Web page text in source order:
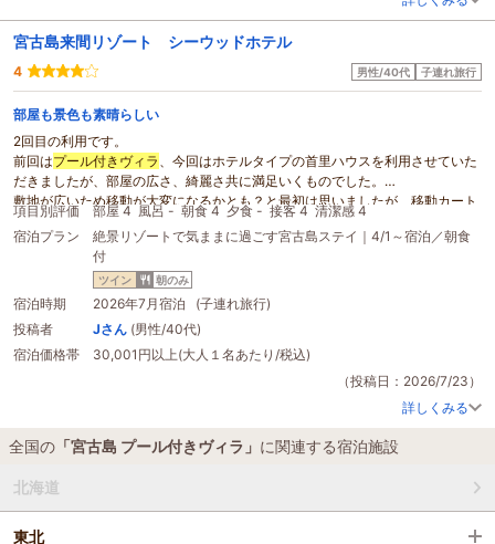
リラックス出来る環境を提供してくださり、ありがとうございました。
宮古島来間リゾート シーウッドホテル
4 男性/40代 子連れ旅行
部屋も景色も素晴らしい
2回目の利用です。
前回はプール付きヴィラ
、今回はホテルタイプの首里ハウスを利用させていた
だきましたが、部屋の広さ、綺麗さ共に満足いくものでした。
敷地が広いため移動が大変になるかとも？と最初は思いましたが、移動カート
や車がすぐに迎えに来てくれるため一切、不便は感じません。
日中は 宮古島 ブルーを感じる海、夜は天の川が肉眼で見れるレベルの星空で景
色も最高でした！
の旅行の際は必ず利用させてもらいます。
項目別評価 部屋 4 風呂 - 朝食 4 夕食 - 接客 4 清潔感 4
宿泊プラン
絶景リゾートで気ままに過ごす宮古島ステイ｜4/1～宿泊／朝食
付
ツイン 朝のみ
宿泊時期
2026年7月宿泊 (子連れ旅行)
投稿者
Jさん (男性/40代)
宿泊価格帯
30,001円以上(大人１名あたり/税込)
（投稿日：2026/7/23）
詳しくみる
全国の 「宮古島 プール付きヴィラ」 に関連する宿泊施設
北海道
東北